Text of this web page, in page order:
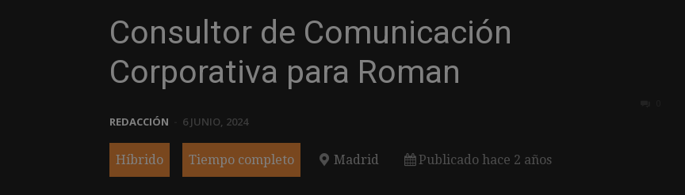
Consultor de Comunicación
Corporativa para Roman
REDACCIÓN 6 JUNIO, 2024
Híbrido Tiempo completo Madrid Publicado hace 2 años